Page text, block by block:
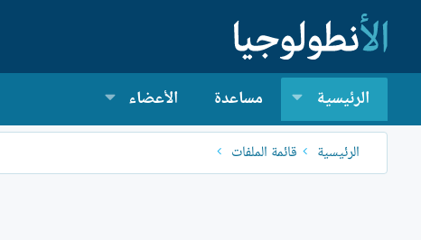
الرئيسية مساعدة الأعضاء
الرئيسية قائمة الملفات